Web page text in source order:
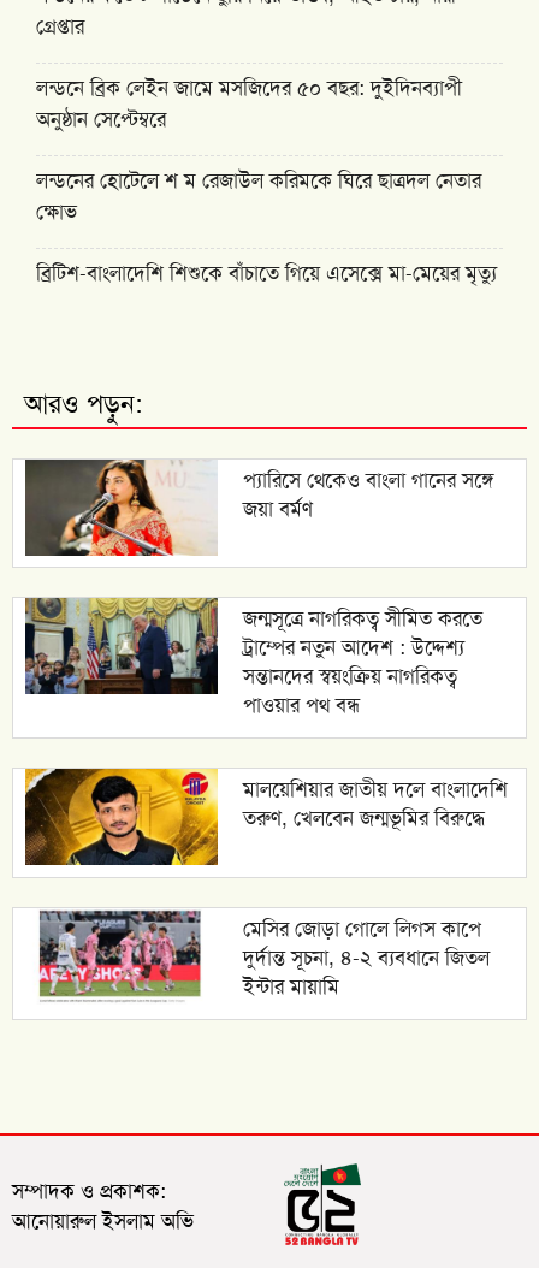
গ্রেপ্তার
লন্ডনে ব্রিক লেইন জামে মসজিদের ৫০ বছর: দুইদিনব্যাপী
অনুষ্ঠান সেপ্টেম্বরে
লন্ডনের হোটেলে শ ম রেজাউল করিমকে ঘিরে ছাত্রদল নেতার
ক্ষোভ
ব্রিটিশ-বাংলাদেশি শিশুকে বাঁচাতে গিয়ে এসেক্সে মা-মেয়ের মৃত্যু
আরও পড়ুন:
প্যারিসে থেকেও বাংলা গানের সঙ্গে
জয়া বর্মণ
জন্মসূত্রে নাগরিকত্ব সীমিত করতে
ট্রাম্পের নতুন আদেশ : উদ্দেশ্য
সন্তানদের স্বয়ংক্রিয় নাগরিকত্ব
পাওয়ার পথ বন্ধ
মালয়েশিয়ার জাতীয় দলে বাংলাদেশি
তরুণ, খেলবেন জন্মভূমির বিরুদ্ধে
মেসির জোড়া গোলে লিগস কাপে
দুর্দান্ত সূচনা, ৪-২ ব্যবধানে জিতল
ইন্টার মায়ামি
সম্পাদক ও প্রকাশক:
আনোয়ারুল ইসলাম অভি